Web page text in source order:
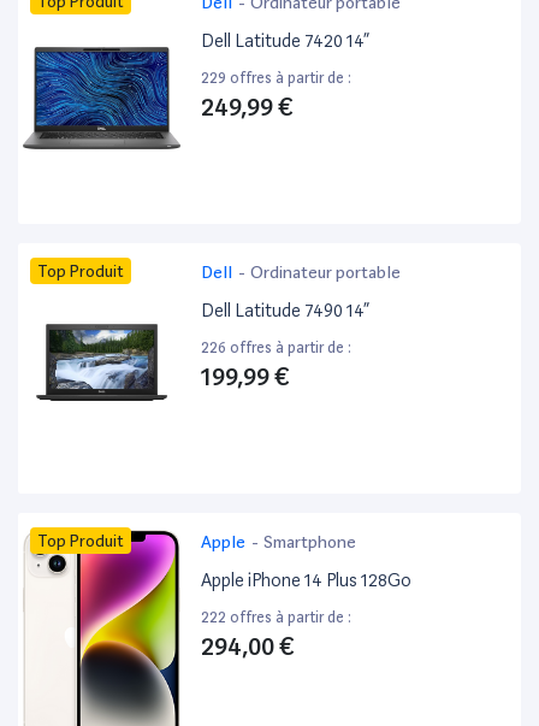
Dell Latitude 7420 14”
229 offres à partir de :
249,99 €
Top Produit Dell - Ordinateur portable
Dell Latitude 7490 14”
226 offres à partir de :
199,99 €
Top Produit Apple - Smartphone
Apple iPhone 14 Plus 128Go
222 offres à partir de :
294,00 €